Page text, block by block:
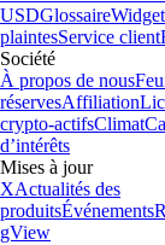
USDGlossaire
plaintesService client
Société
À propos de nous
réservesAffiliation
crypto-actifsClimat
d’intérêts
Mises à jour
XActualités des
produitsÉvénements
gView